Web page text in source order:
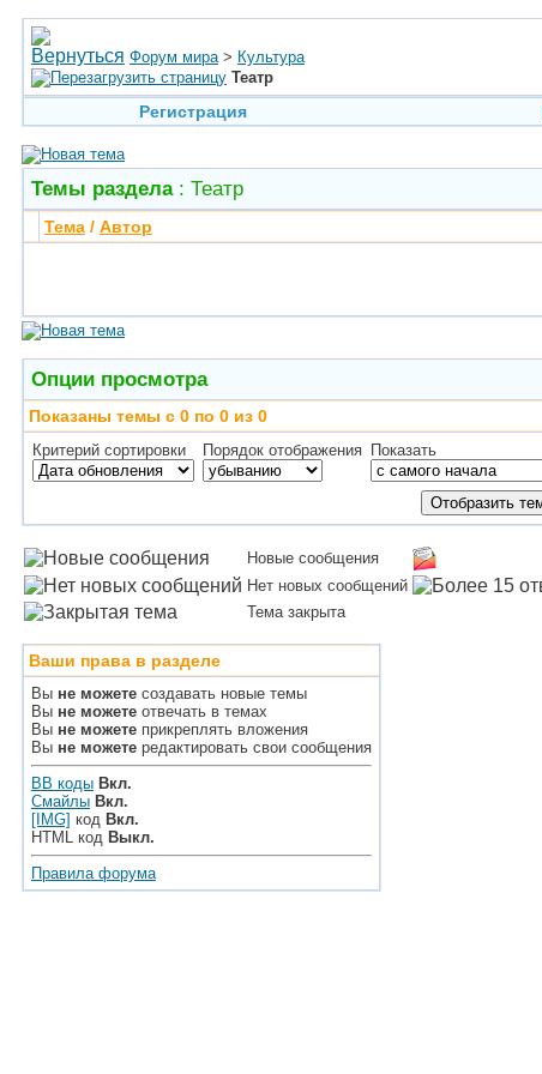
Форум мира > Культура
Театр
Регистрация
Темы раздела: Театр
Тема / Автор
Опции просмотра
Показаны темы с 0 по 0 из 0
Критерий сортировки Порядок отображения Показать
Новые сообщения
Нет новых сообщений
Тема закрыта
Ваши права в разделе
Вы не можете создавать новые темы
Вы не можете отвечать в темах
Вы не можете прикреплять вложения
Вы не можете редактировать свои сообщения
BB коды Вкл.
Смайлы Вкл.
[IMG] код Вкл.
HTML код Выкл.
Правила форума